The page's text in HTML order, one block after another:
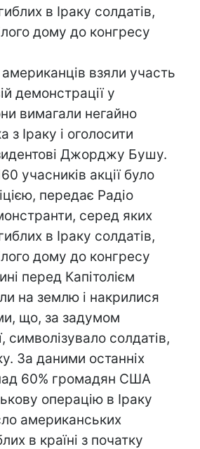
в Іраку солдатів,
дому до конгресу
взяли участь
демонстрації у
вимагали негайно
з Іраку і оголосити
Джорджу Бушу.
учасників акції було
передає Радіо
серед яких
в Іраку солдатів,
дому до конгресу
перед Капітолієм
на землю і накрилися
що, за задумом
символізувало солдатів,
За даними останніх
60% громадян США
операцію в Іраку
американських
в країні з початку